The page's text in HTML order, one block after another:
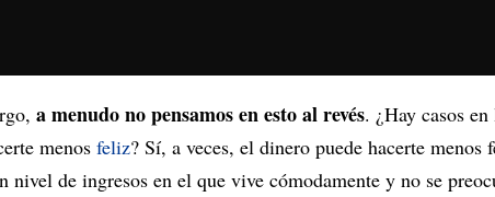
a menudo no pensamos en esto al revés. ¿Hay casos
menos feliz? Sí, a veces, el dinero puede hacerte menos
nivel de ingresos en el que vive cómodamente y no se